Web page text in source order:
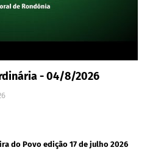
- 04/8/2026
do Povo edição 17 de julho 2026